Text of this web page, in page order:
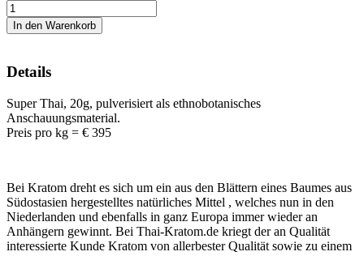
Details
Super Thai, 20g, pulverisiert als ethnobotanisches
Anschauungsmaterial.
Preis pro kg = € 395
Bei Kratom dreht es sich um ein aus den Blättern eines Baumes aus
Südostasien hergestelltes natürliches Mittel , welches nun in den
Niederlanden und ebenfalls in ganz Europa immer wieder an
Anhängern gewinnt. Bei Thai-Kratom.de kriegt der an Qualität
interessierte Kunde Kratom von allerbester Qualität sowie zu einem